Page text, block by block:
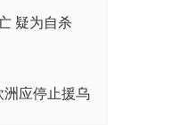
疑为自杀
洲应停止援乌